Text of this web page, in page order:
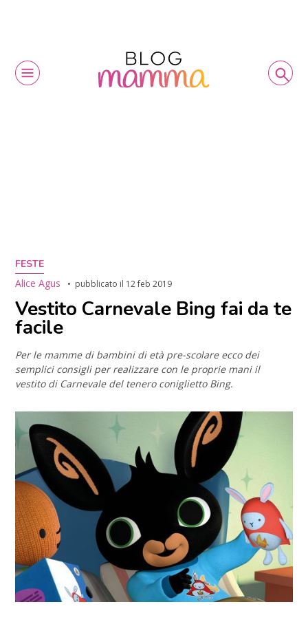
FESTE
Alice Agus
pubblicato il 12 feb 2019
Vestito Carnevale Bing fai da te
facile
Per le mamme di bambini di età pre-scolare ecco dei
semplici consigli per realizzare con le proprie mani il
vestito di Carnevale del tenero coniglietto Bing.